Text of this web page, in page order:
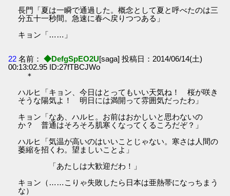
長門「夏は一瞬で通過した。概念として夏と呼べたのは三
分五十一秒間。急速に春へ戻りつつある」
キョン「……」
22 名前： ◆DefgSpEO2U[saga] 投稿日：2014/06/14(土)
00:13:02.95 ID:27fTBCJWo
＊
ハルヒ「キョン、今日はとってもいい天気ね！ 桜が咲き
そうな陽気よ！ 明日には満開って雰囲気だったわ」
キョン「なあ、ハルヒ。お前はおかしいと思わないの
か？ 普通はそろそろ肌寒くなってくるころだぞ？」
ハルヒ「気温が高いのはいいことじゃない。寒さは人間の
萎縮を招くわ。望ましいことよ」
「あたしは大歓迎だわ！」
キョン（……こりゃ失敗したら日本は亜熱帯になっちまう
な）